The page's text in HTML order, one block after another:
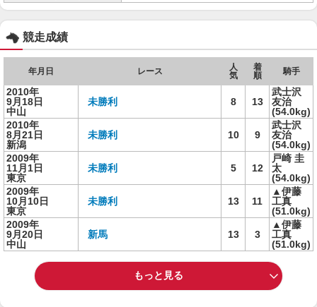
競走成績
年月日 レース
人
気
着
順
騎手
2010年
9月18日
中山
未勝利 8 13
武士沢
友治
(54.0kg)
2010年
8月21日
新潟
未勝利 10 9
武士沢
友治
(54.0kg)
2009年
11月1日
東京
未勝利 5 12
戸崎 圭
太
(54.0kg)
2009年
10月10日
東京
未勝利 13 11
▲伊藤
工真
(51.0kg)
2009年
9月20日
中山
新馬 13 3
▲伊藤
工真
(51.0kg)
もっと見る